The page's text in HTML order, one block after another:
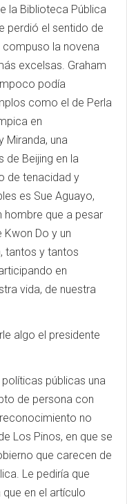
la Biblioteca Pública
perdió el sentido de
compuso la novena
excelsas. Graham
podía
como el de Perla
en
Miranda, una
de Beijing en la
de tenacidad y
es Sue Aguayo,
hombre que a pesar
Do y un
tantos y tantos
en
vida, de nuestra
algo el presidente
públicas una
de persona con
no
Los Pinos, en que se
que carecen de
Le pediría que
en el artículo